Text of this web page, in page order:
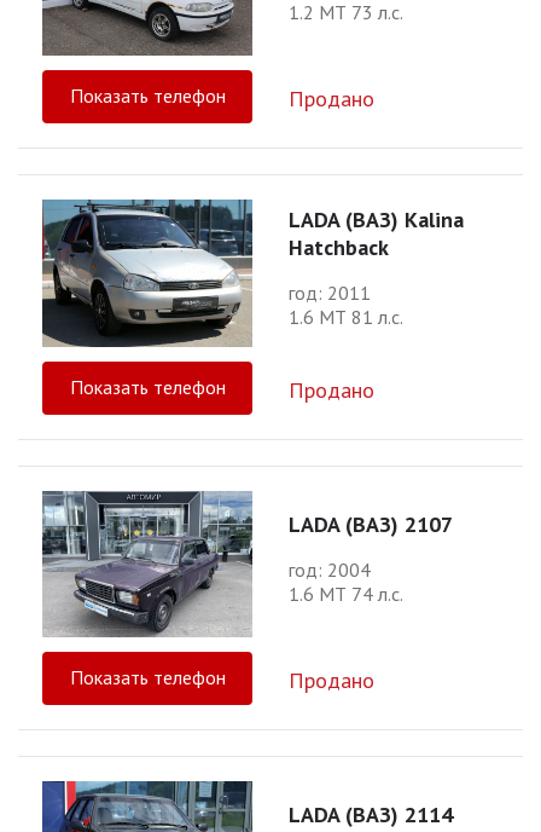
1.2 МТ 73 л.с.
Показать телефон Продано
LADA (ВАЗ) Kalina
Hatchback
год: 2011
1.6 МТ 81 л.с.
Показать телефон Продано
LADA (ВАЗ) 2107
год: 2004
1.6 МТ 74 л.с.
Показать телефон Продано
LADA (ВАЗ) 2114